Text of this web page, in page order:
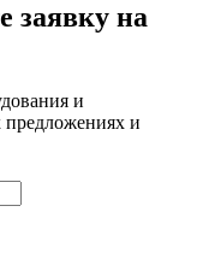
заявку на
и
и